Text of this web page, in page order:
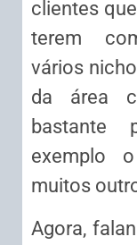
clientes
terem
vários
da área
bastante
exemplo
muitos
Agora,